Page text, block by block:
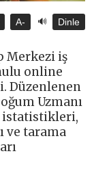
A- 🔊 Dinle
Merkezi iş
online
Düzenlenen
Uzmanı
istatistikleri,
ve tarama